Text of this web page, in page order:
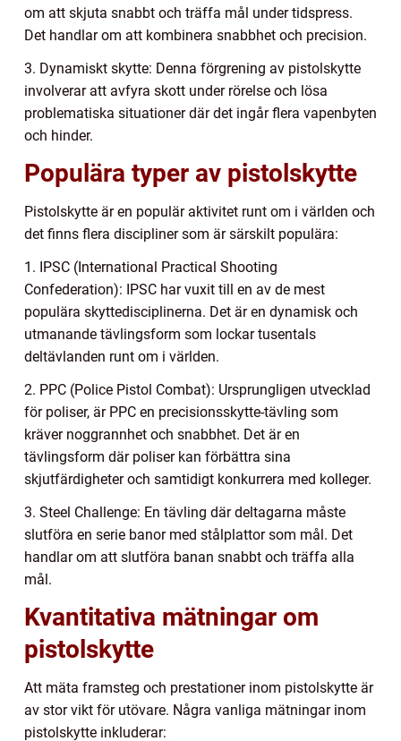
om att skjuta snabbt och träffa mål under tidspress.
Det handlar om att kombinera snabbhet och precision.
3. Dynamiskt skytte: Denna förgrening av pistolskytte
involverar att avfyra skott under rörelse och lösa
problematiska situationer där det ingår flera vapenbyten
och hinder.
Populära typer av pistolskytte
Pistolskytte är en populär aktivitet runt om i världen och
det finns flera discipliner som är särskilt populära:
1. IPSC (International Practical Shooting
Confederation): IPSC har vuxit till en av de mest
populära skyttedisciplinerna. Det är en dynamisk och
utmanande tävlingsform som lockar tusentals
deltävlanden runt om i världen.
2. PPC (Police Pistol Combat): Ursprungligen utvecklad
för poliser, är PPC en precisionsskytte-tävling som
kräver noggrannhet och snabbhet. Det är en
tävlingsform där poliser kan förbättra sina
skjutfärdigheter och samtidigt konkurrera med kolleger.
3. Steel Challenge: En tävling där deltagarna måste
slutföra en serie banor med stålplattor som mål. Det
handlar om att slutföra banan snabbt och träffa alla
mål.
Kvantitativa mätningar om
pistolskytte
Att mäta framsteg och prestationer inom pistolskytte är
av stor vikt för utövare. Några vanliga mätningar inom
pistolskytte inkluderar: